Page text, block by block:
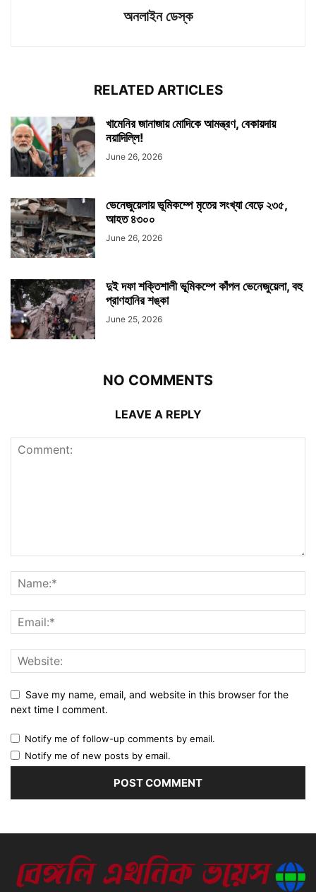
অনলাইন ডেস্ক
RELATED ARTICLES
খামেনির জানাজায় মোদিকে আমন্ত্রণ, বেকায়দায়
নয়াদিল্লি!
June 26, 2026
ভেনেজুয়েলায় ভূমিকম্পে মৃতের সংখ্যা বেড়ে ২৩৫,
আহত ৪৩০০
June 26, 2026
দুই দফা শক্তিশালী ভূমিকম্পে কাঁপল ভেনেজুয়েলা, বহু
প্রাণহানির শঙ্কা
June 25, 2026
NO COMMENTS
LEAVE A REPLY
Save my name, email, and website in this browser for the
next time I comment.
Notify me of follow-up comments by email.
Notify me of new posts by email.